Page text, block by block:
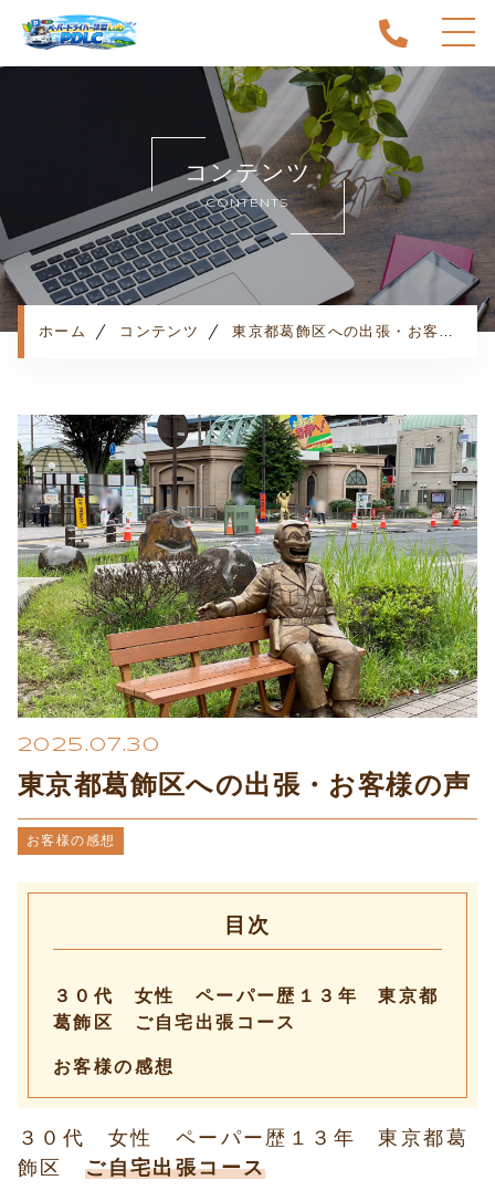
ホーム
当スクールについて
キャンペーン
料金表・コース
出張エリア
予約状況
コンテンツ
利用規約
プライバシーポリシー
コンテンツ
CONTENTS
ホーム コンテンツ 東京都葛飾区への出張・お客様の声
2025.07.30
東京都葛飾区への出張・お客様の声
お客様の感想
目次
３０代 女性 ペーパー歴１３年 東京都
葛飾区 ご自宅出張コース
お客様の感想
３０代 女性 ペーパー歴１３年 東京都葛
飾区ご自宅出張コース